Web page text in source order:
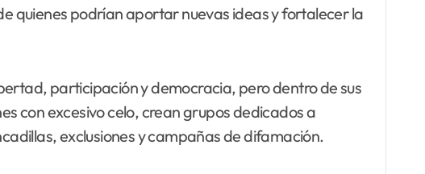
quienes podrían aportar nuevas ideas y fortalecer la
participación y democracia, pero dentro de sus
con excesivo celo, crean grupos dedicados a
exclusiones y campañas de difamación.